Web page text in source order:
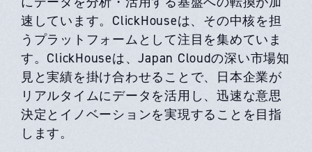
速しています。ClickHouseは、その中核を担
うプラットフォームとして注目を集めていま
す。ClickHouseは、Japan Cloudの深い市場知
見と実績を掛け合わせることで、日本企業が
リアルタイムにデータを活用し、迅速な意思
決定とイノベーションを実現することを目指
します。